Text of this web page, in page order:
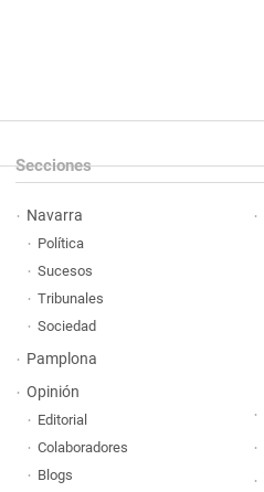
Secciones
Navarra
Política
Sucesos
Tribunales
Sociedad
Pamplona
Opinión
Editorial
Colaboradores
Blogs